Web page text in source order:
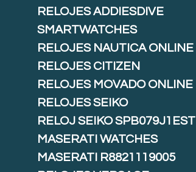
RELOJES ADDIESDIVE
SMARTWATCHES
RELOJES NAUTICA ONLINE
RELOJES CITIZEN
RELOJES MOVADO ONLINE
RELOJES SEIKO
RELOJ SEIKO SPB079J1EST
MASERATI WATCHES
MASERATI R8821119005